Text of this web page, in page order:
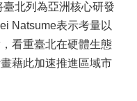
北列為亞洲核心研發
Natsume表示考量以
看重臺北在硬體生態
藉此加速推進區域市